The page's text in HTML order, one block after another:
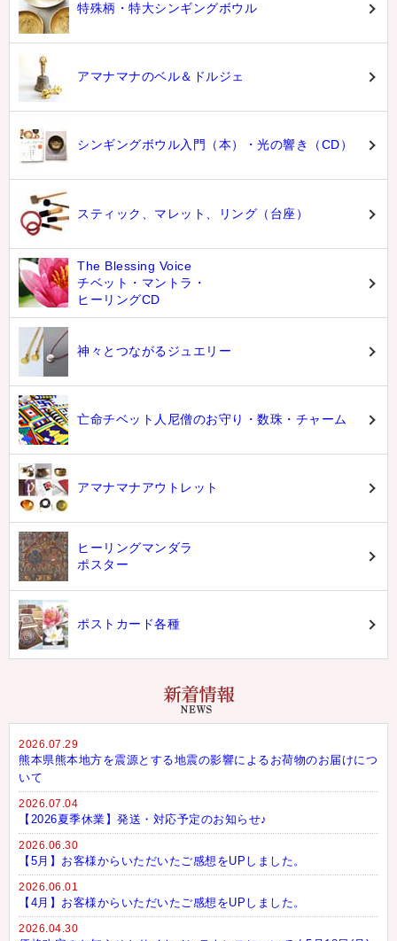
特殊柄・特大シンギングボウル
アマナマナのベル＆ドルジェ
シンギングボウル入門（本）・光の響き（CD）
スティック、マレット、リング（台座）
The Blessing Voice
チベット・マントラ・
ヒーリングCD
神々とつながるジュエリー
亡命チベット人尼僧のお守り・数珠・チャーム
アマナマナアウトレット
ヒーリングマンダラ
ポスター
ポストカード各種
2026.07.29
熊本県熊本地方を震源とする地震の影響によるお荷物のお届けにつ
いて
2026.07.04
【2026夏季休業】発送・対応予定のお知らせ♪
2026.06.30
【5月】お客様からいただいたご感想をUPしました。
2026.06.01
【4月】お客様からいただいたご感想をUPしました。
2026.04.30